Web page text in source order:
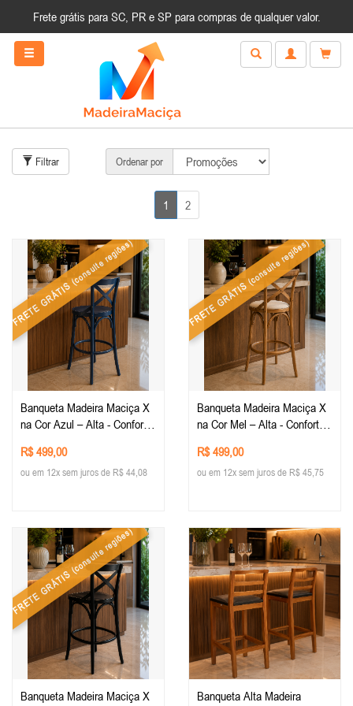
Frete grátis para SC, PR e SP para compras de qualquer valor.
Filtrar Ordenar por
1 2
FRETE GRÁTIS
(consulte regiões)
Banqueta Madeira Maciça X
na Cor Azul – Alta - Conforto
Mobiliario Rústico
R$ 499,00
ou em 12x sem juros de R$ 44,08
FRETE GRÁTIS
(consulte regiões)
Banqueta Madeira Maciça X
na Cor Mel – Alta - Conforto
Mobiliario Rústico
R$ 499,00
ou em 12x sem juros de R$ 45,75
FRETE GRÁTIS
(consulte regiões)
Banqueta Madeira Maciça X
Banqueta Alta Madeira